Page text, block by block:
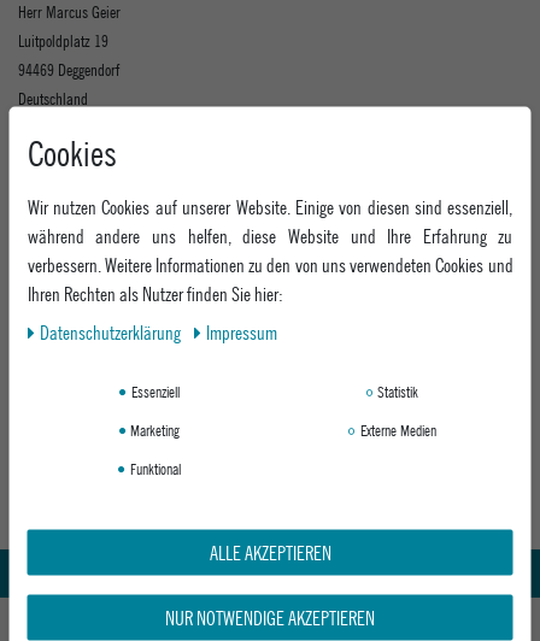
Herr MarcusGeier
Luitpoldplatz 19
94469 Deggendorf
Deutschland
zuständige Aufsichtsbehörde für audiovisuelle Mediendienste:
Bayerische Landeszentrale für neue Medien (BLM)
Heinrich-Lübke-Str. 27
81737 München
Whatsapp Support
Kauf auf Rechnung
Abholung in den Epoxy Stores
HILFE UND BERATUNG
Cookies
Wir nutzen Cookies auf unserer Website. Einige von diesen sind essenziell,
während andere uns helfen, diese Website und Ihre Erfahrung zu
verbessern. Weitere Informationen zu den von uns verwendeten Cookies und
Ihren Rechten als Nutzer finden Sie hier:
Daten­schutz­erklärung
Impressum
Essenziell
Statistik
Marketing
Externe Medien
Funktional
ALLE AKZEPTIEREN
NUR NOTWENDIGE AKZEPTIEREN